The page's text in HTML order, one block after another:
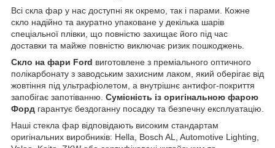
Всі скла фар у нас доступні як окремо, так і парами. Кожне
скло надійно та акуратно упаковане у декілька шарів
спеціальної плівки, що повністю захищає його під час
доставки та майже повністю виключає ризик пошкоджень.
Скло на фари Ford виготовлене з преміального оптичного
полікарбонату з заводським захисним лаком, який оберігає від
жовтіння під ультрафіолетом, а внутрішнє антифог-покриття
запобігає запотіванню. Сумісність із оригінальною фарою
Форд гарантує бездоганну посадку та безпечну експлуатацію.
Наші стекла фар відповідають високим стандартам
оригінальних виробників: Hella, Bosch AL, Automotive Lighting,